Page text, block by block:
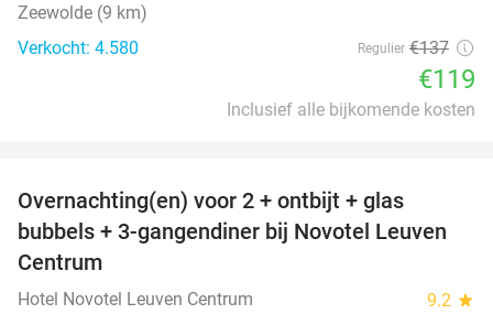
Zeewolde (9 km)
Verkocht: 4.580
Regulier €137
€119
Inclusief alle bijkomende kosten
Overnachting(en) voor 2 + ontbijt + glas
bubbels + 3-gangendiner bij Novotel Leuven
Centrum
Hotel Novotel Leuven Centrum 9.2 star